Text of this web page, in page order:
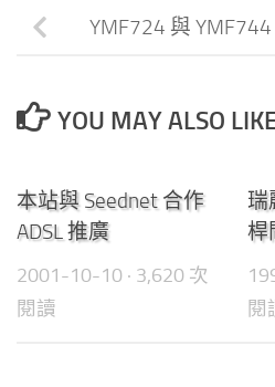
YMF724 與
YOU MAY ALSO
本站與 Seednet 合作
ADSL 推廣
2001-10-10 · 3,620 次
閱讀
瑞
桿
閱